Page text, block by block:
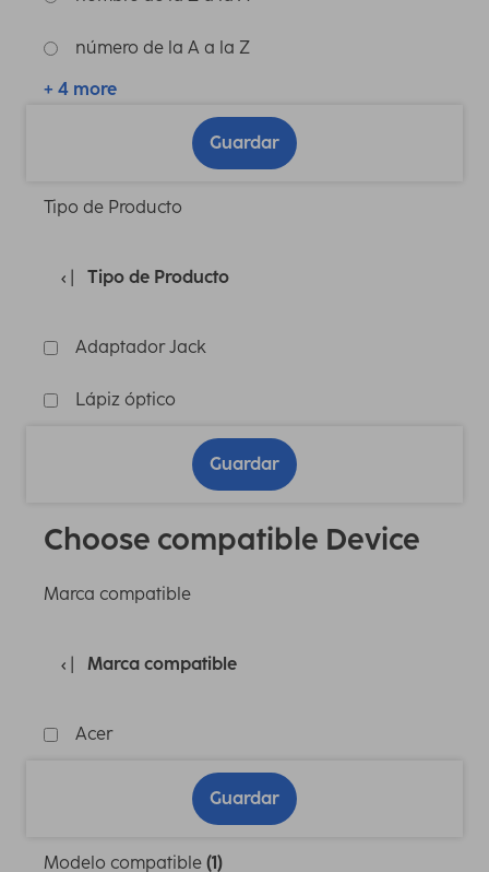
número de la A a la Z
+ 4 more
Guardar
Tipo de Producto
Tipo de Producto
Adaptador Jack
Lápiz óptico
Guardar
Choose compatible Device
Marca compatible
Marca compatible
Acer
Guardar
Modelo compatible (1)